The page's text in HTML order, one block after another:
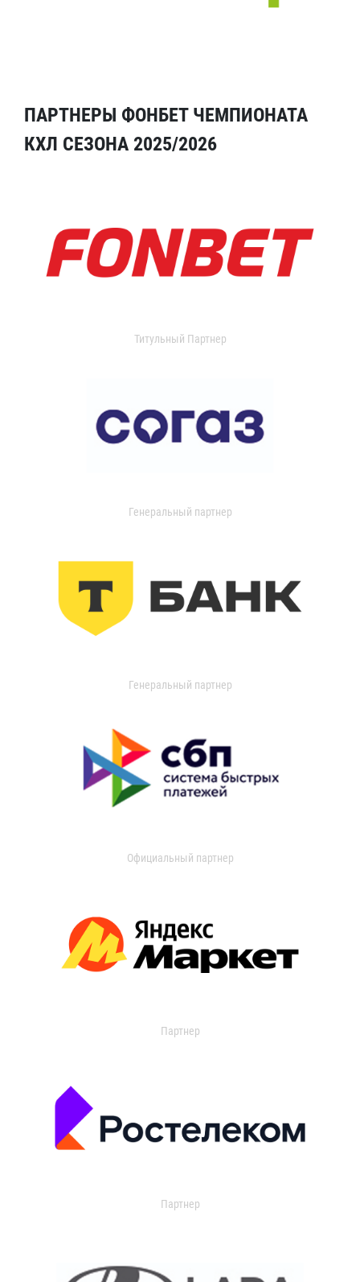
ПАРТНЕРЫ ФОНБЕТ ЧЕМПИОНАТА
КХЛ СЕЗОНА 2025/2026
Титульный Партнер
Генеральный партнер
Генеральный партнер
Официальный партнер
Партнер
Партнер